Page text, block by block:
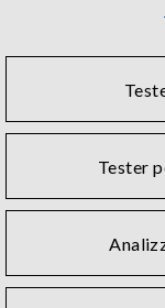
Tester